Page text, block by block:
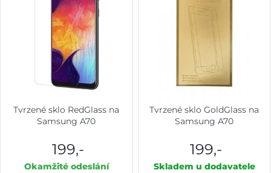
Tvrzené sklo RedGlass na
Samsung A70
199,-
Okamžité odeslání
Tvrzené sklo GoldGlass na
Samsung A70
199,-
Skladem u dodavatele